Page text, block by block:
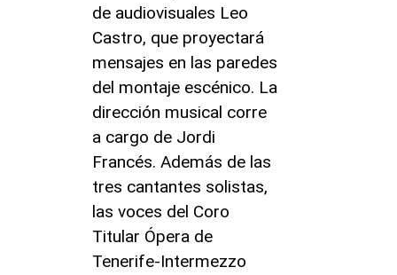
de audiovisuales Leo
Castro, que proyectará
mensajes en las paredes
del montaje escénico. La
dirección musical corre
a cargo de Jordi
Francés. Además de las
tres cantantes solistas,
las voces del Coro
Titular Ópera de
Tenerife-Intermezzo